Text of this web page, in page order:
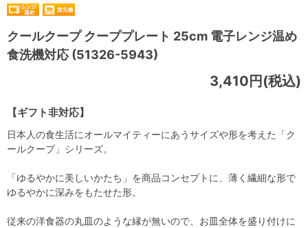
クールクープ クーププレート 25cm 電子レンジ温め
食洗機対応 (51326-5943)
【ギフト非対応】
3,410円(税込)
日本人の食生活にオールマイティーにあうサイズや形を考えた「ク
ールクープ」シリーズ。
「ゆるやかに美しいかたち」を商品コンセプトに、薄く繊細な形で
ゆるやかに深みをもたせた形。
従来の洋食器の丸皿のような縁が無いので、お皿全体を盛り付けに